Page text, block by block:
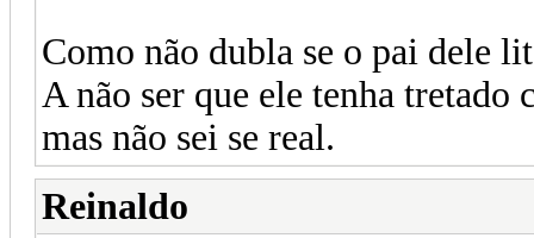
Como não dubla se o pai dele
A não ser que ele tenha
mas não sei se real.
Reinaldo